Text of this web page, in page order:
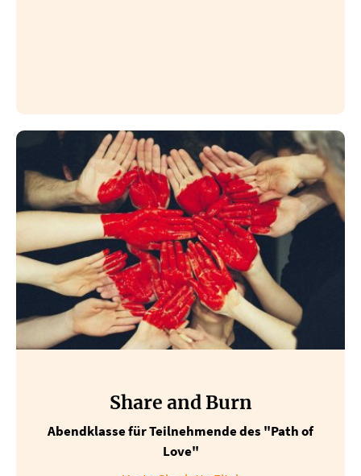
Share and Burn
Abendklasse für Teilnehmende des "Path of
Love"